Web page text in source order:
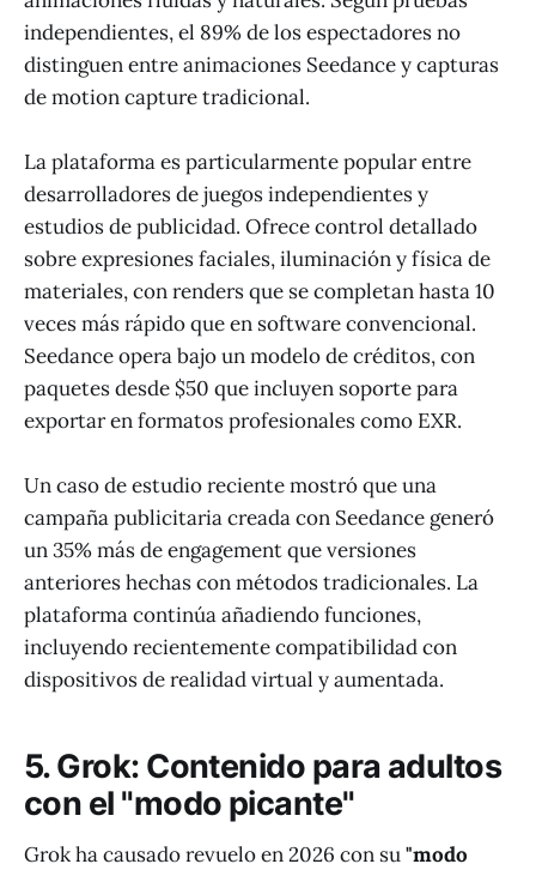
independientes, el 89% de los espectadores no
distinguen entre animaciones Seedance y capturas
de motion capture tradicional.
La plataforma es particularmente popular entre
desarrolladores de juegos independientes y
estudios de publicidad. Ofrece control detallado
sobre expresiones faciales, iluminación y física de
materiales, con renders que se completan hasta 10
veces más rápido que en software convencional.
Seedance opera bajo un modelo de créditos, con
paquetes desde $50 que incluyen soporte para
exportar en formatos profesionales como EXR.
Un caso de estudio reciente mostró que una
campaña publicitaria creada con Seedance generó
un 35% más de engagement que versiones
anteriores hechas con métodos tradicionales. La
plataforma continúa añadiendo funciones,
incluyendo recientemente compatibilidad con
dispositivos de realidad virtual y aumentada.
5. Grok: Contenido para adultos
con el "modo picante"
Grok ha causado revuelo en 2026 con su"modo